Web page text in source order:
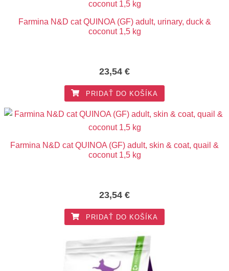
Farmina N&D cat QUINOA (GF) adult, urinary, duck &
coconut 1,5 kg
23,54 €
PRIDAŤ DO KOŠÍKA
Farmina N&D cat QUINOA (GF) adult, skin & coat, quail &
coconut 1,5 kg
23,54 €
PRIDAŤ DO KOŠÍKA